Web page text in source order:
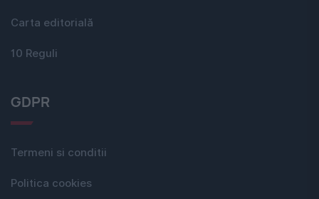
Carta editorială
10 Reguli
GDPR
Termeni si conditii
Politica cookies